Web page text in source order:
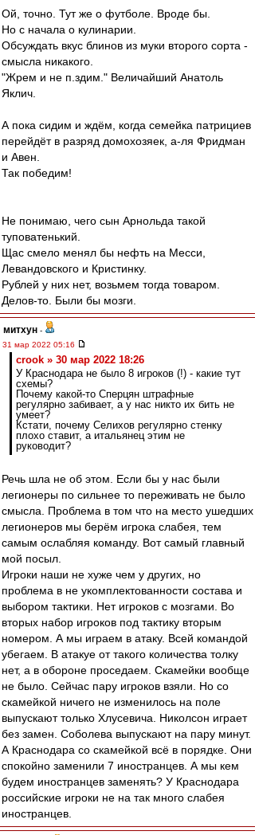
Ой, точно. Тут же о футболе. Вроде бы.
Но с начала о кулинарии.
Обсуждать вкус блинов из муки второго сорта -
смысла никакого.
"Жрем и не п.здим." Величайший Анатоль
Яклич.
А пока сидим и ждём, когда семейка патрициев
перейдёт в разряд домохозяек, а-ля Фридман
и Авен.
Так победим!
Не понимаю, чего сын Арнольда такой
туповатенький.
Щас смело менял бы нефть на Месси,
Левандовского и Кристинку.
Рублей у них нет, возьмем тогда товаром.
Делов-то. Были бы мозги.
митхун -
31 мар 2022 05:16
crook » 30 мар 2022 18:26
У Краснодара не было 8 игроков (!) - какие тут
схемы?
Почему какой-то Сперцян штрафные
регулярно забивает, а у нас никто их бить не
умеет?
Кстати, почему Селихов регулярно стенку
плохо ставит, а итальянец этим не
руководит?
Речь шла не об этом. Если бы у нас были
легионеры по сильнее то переживать не было
смысла. Проблема в том что на место ушедших
легионеров мы берём игрока слабея, тем
самым ослабляя команду. Вот самый главный
мой посыл.
Игроки наши не хуже чем у других, но
проблема в не укомплектованности состава и
выбором тактики. Нет игроков с мозгами. Во
вторых набор игроков под тактику вторым
номером. А мы играем в атаку. Всей командой
убегаем. В атакуе от такого количества толку
нет, а в обороне проседаем. Скамейки вообще
не было. Сейчас пару игроков взяли. Но со
скамейкой ничего не изменилось на поле
выпускают только Хлусевича. Николсон играет
без замен. Соболева выпускают на пару минут.
А Краснодара со скамейкой всё в порядке. Они
спокойно заменили 7 иностранцев. А мы кем
будем иностранцев заменять? У Краснодара
российские игроки не на так много слабея
иностранцев.